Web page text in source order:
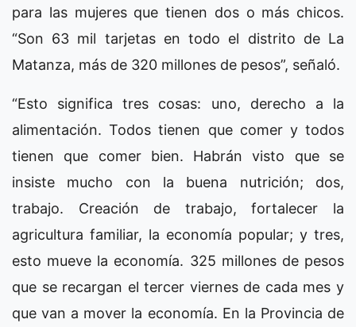
para las mujeres que tienen dos o más chicos.
“Son 63 mil tarjetas en todo el distrito de La
Matanza, más de 320 millones de pesos”, señaló.
“Esto significa tres cosas: uno, derecho a la
alimentación. Todos tienen que comer y todos
tienen que comer bien. Habrán visto que se
insiste mucho con la buena nutrición; dos,
trabajo. Creación de trabajo, fortalecer la
agricultura familiar, la economía popular; y tres,
esto mueve la economía. 325 millones de pesos
que se recargan el tercer viernes de cada mes y
que van a mover la economía. En la Provincia de